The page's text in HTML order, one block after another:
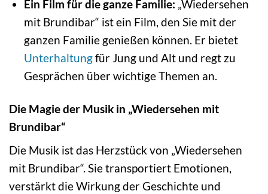
Ein Film für die ganze Familie: „Wiedersehen
mit Brundibar“ ist ein Film, den Sie mit der
ganzen Familie genießen können. Er bietet
Unterhaltungfür Jung und Alt und regt zu
Gesprächen über wichtige Themen an.
Die Magie der Musik in „Wiedersehen mit
Brundibar“
Die Musik ist das Herzstück von „Wiedersehen
mit Brundibar“. Sie transportiert Emotionen,
verstärkt die Wirkung der Geschichte und